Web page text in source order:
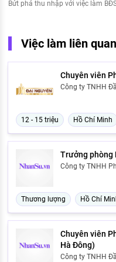
Bứt phá thu nhập với việc làm
Việc làm liên quan
Chuyên viên
Công ty TNHH
12 - 15 triệu Hồ Chí Minh
Trưởng phòng
Công ty TNHH
Thương lượng Hồ Chí
Chuyên viên
Hà Đông)
Công ty TNHH